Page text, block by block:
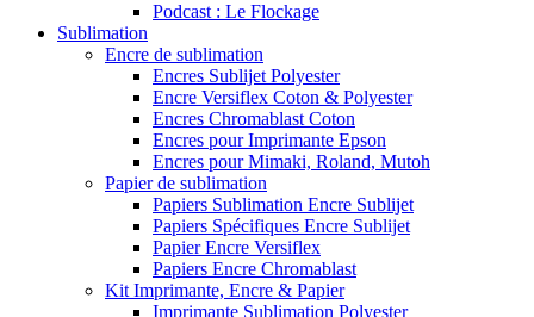
Podcast : Le Flockage
Sublimation
Encre de sublimation
Encres Sublijet Polyester
Encre Versiflex Coton & Polyester
Encres Chromablast Coton
Encres pour Imprimante Epson
Encres pour Mimaki, Roland, Mutoh
Papier de sublimation
Papiers Sublimation Encre Sublijet
Papiers Spécifiques Encre Sublijet
Papier Encre Versiflex
Papiers Encre Chromablast
Kit Imprimante, Encre & Papier
Imprimante Sublimation Polyester